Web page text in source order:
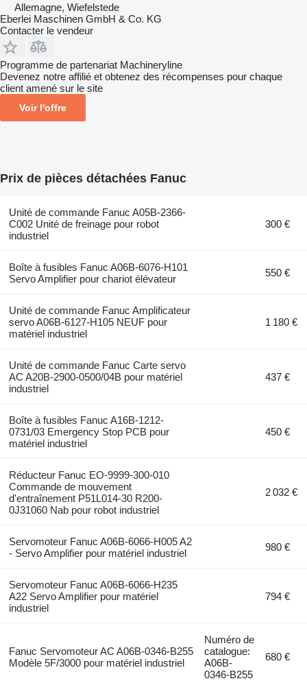
Allemagne, Wiefelstede
Eberlei Maschinen GmbH & Co. KG
Contacter le vendeur
Programme de partenariat Machineryline
Devenez notre affilié et obtenez des récompenses pour chaque
client amené sur le site
Voir l'offre
Prix de pièces détachées Fanuc
Unité de commande Fanuc A05B-2366-
C002 Unité de freinage pour robot
industriel
300 €
Boîte à fusibles Fanuc A06B-6076-H101
Servo Amplifier pour chariot élévateur
550 €
Unité de commande Fanuc Amplificateur
servo A06B-6127-H105 NEUF pour
matériel industriel
1 180 €
Unité de commande Fanuc Carte servo
AC A20B-2900-0500/04B pour matériel
industriel
437 €
Boîte à fusibles Fanuc A16B-1212-
0731/03 Emergency Stop PCB pour
matériel industriel
450 €
Réducteur Fanuc EO-9999-300-010
Commande de mouvement
d'entraînement P51L014-30 R200-
0J31060 Nab pour robot industriel
2 032 €
Servomoteur Fanuc A06B-6066-H005 A2
- Servo Amplifier pour matériel industriel
980 €
Servomoteur Fanuc A06B-6066-H235
A22 Servo Amplifier pour matériel
industriel
794 €
Fanuc Servomoteur AC A06B-0346-B255
Modèle 5F/3000 pour matériel industriel
Numéro de
catalogue:
A06B-
0346-B255
680 €